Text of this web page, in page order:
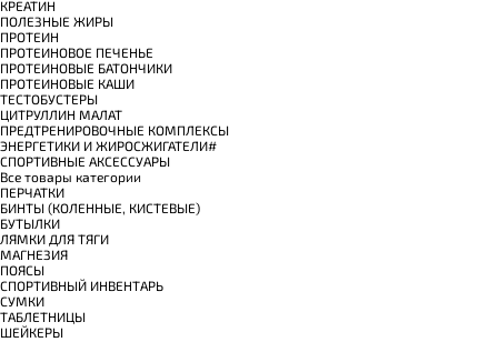
КРЕАТИН
ПОЛЕЗНЫЕ ЖИРЫ
ПРОТЕИН
ПРОТЕИНОВОЕ ПЕЧЕНЬЕ
ПРОТЕИНОВЫЕ БАТОНЧИКИ
ПРОТЕИНОВЫЕ КАШИ
ТЕСТОБУСТЕРЫ
ЦИТРУЛЛИН МАЛАТ
ПРЕДТРЕНИРОВОЧНЫЕ КОМПЛЕКСЫ
ЭНЕРГЕТИКИ И ЖИРОСЖИГАТЕЛИ#
СПОРТИВНЫЕ АКСЕССУАРЫ
Все товары категории
ПЕРЧАТКИ
БИНТЫ (КОЛЕННЫЕ, КИСТЕВЫЕ)
БУТЫЛКИ
ЛЯМКИ ДЛЯ ТЯГИ
МАГНЕЗИЯ
ПОЯСЫ
СПОРТИВНЫЙ ИНВЕНТАРЬ
СУМКИ
ТАБЛЕТНИЦЫ
ШЕЙКЕРЫ